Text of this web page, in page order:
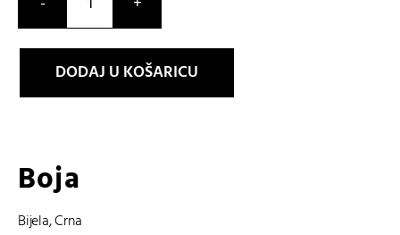
DW-
5600RGM-
1ER
količina
DODAJ U KOŠARICU
Boja
Bijela,Crna